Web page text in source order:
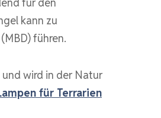
kann zu
führen.
wird in der Natur
für Terrarien